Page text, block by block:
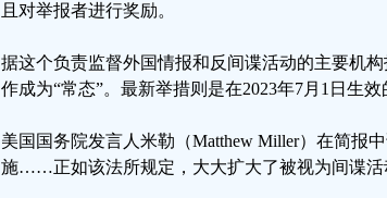
且对举报者进行奖励。
据这个负责监督外国情报和反间谍活动的主要机
作成为“常态”。最新举措则是在2023年7月1日生
美国国务院发言人米勒（Matthew Miller）在简报
施……正如该法所规定，大大扩大了被视为间谍活